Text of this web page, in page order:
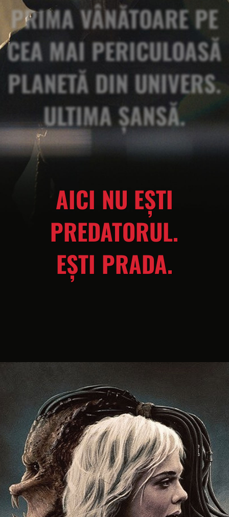
PRIMA VÂNĂTOARE PE
CEA MAI PERICULOASĂ
PLANETĂ DIN UNIVERS.
ULTIMA ȘANSĂ.
AICI NU EȘTI
PREDATORUL.
EȘTI PRADA.